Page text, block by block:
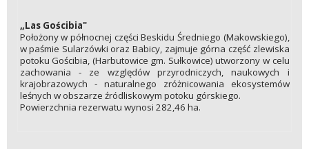
„Las Gościbia"
Położony w północnej części Beskidu Średniego (Makowskiego),
w paśmie Sularzówki oraz Babicy, zajmuje górna część zlewiska
potoku Gościbia, (Harbutowice gm. Sułkowice) utworzony w celu
zachowania - ze względów przyrodniczych, naukowych i
krajobrazowych - naturalnego zróżnicowania ekosystemów
leśnych w obszarze źródliskowym potoku górskiego.
Powierzchnia rezerwatu wynosi 282,46 ha.